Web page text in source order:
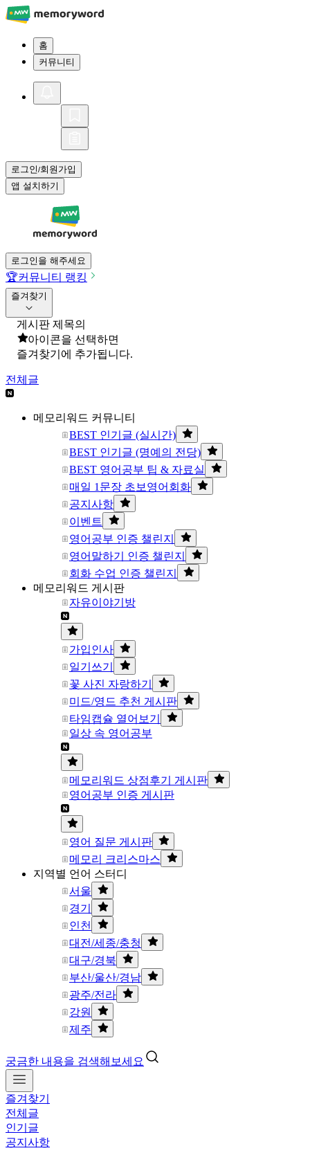
홈
커뮤니티
로그인/회원가입
앱 설치하기
로그인을 해주세요
🏆커뮤니티 랭킹
즐겨찾기
게시판 제목의
아이콘을 선택하면
즐겨찾기에 추가됩니다.
전체글
메모리워드 커뮤니티
BEST 인기글 (실시간)
BEST 인기글 (명예의 전당)
BEST 영어공부 팁 & 자료실
매일 1문장 초보영어회화
공지사항
이벤트
영어공부 인증 챌린지
영어말하기 인증 챌린지
회화 수업 인증 챌린지
메모리워드 게시판
자유이야기방
가입인사
일기쓰기
꽃 사진 자랑하기
미드/영드 추천 게시판
타임캡슐 열어보기
일상 속 영어공부
메모리워드 상점후기 게시판
영어공부 인증 게시판
영어 질문 게시판
메모리 크리스마스
지역별 언어 스터디
서울
경기
인천
대전/세종/충청
대구/경북
부산/울산/경남
광주/전라
강원
제주
궁금한 내용을 검색해보세요
즐겨찾기
전체글
인기글
공지사항